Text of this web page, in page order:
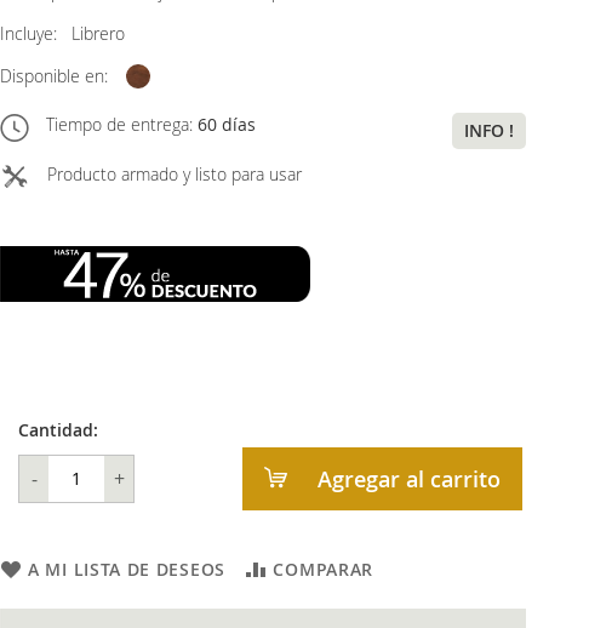
Incluye:
Librero
Disponible en:
Tiempo de entrega: 60 días
INFO !
Producto armado y listo para usar
Cantidad:
- + Agregar al carrito
A MI LISTA DE DESEOS COMPARAR